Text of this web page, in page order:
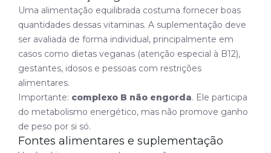
Uma alimentação equilibrada costuma fornecer boas
quantidades dessas vitaminas. A suplementação deve
ser avaliada de forma individual, principalmente em
casos como dietas veganas (atenção especial à B12),
gestantes, idosos e pessoas com restrições
alimentares.
Importante: complexo B não engorda. Ele participa
do metabolismo energético, mas não promove ganho
de peso por si só.
Fontes alimentares e suplementação